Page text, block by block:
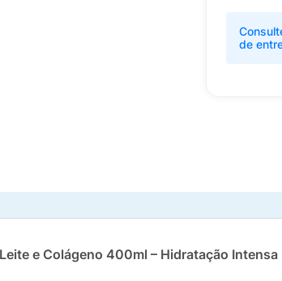
de
e Colágeno 400ml – Hidratação Intensa